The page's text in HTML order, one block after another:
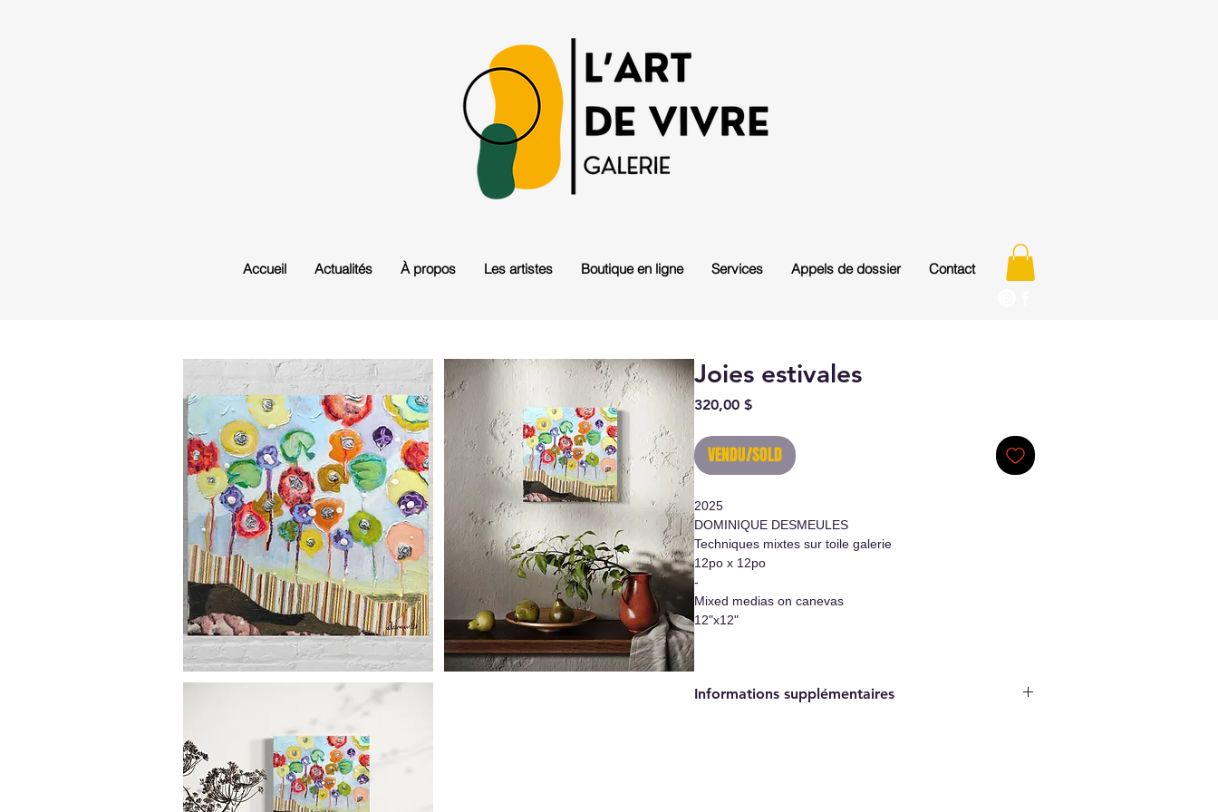
Accueil Actualités À propos Les artistes Boutique en ligne Services Appels de dossier Contact
Joies estivales
320,00 $Prix
VENDU/SOLD
2025
DOMINIQUE DESMEULES
Techniques mixtes sur toile galerie
12po x 12po
-
Mixed medias on canevas
12"x12"
Informations supplémentaires